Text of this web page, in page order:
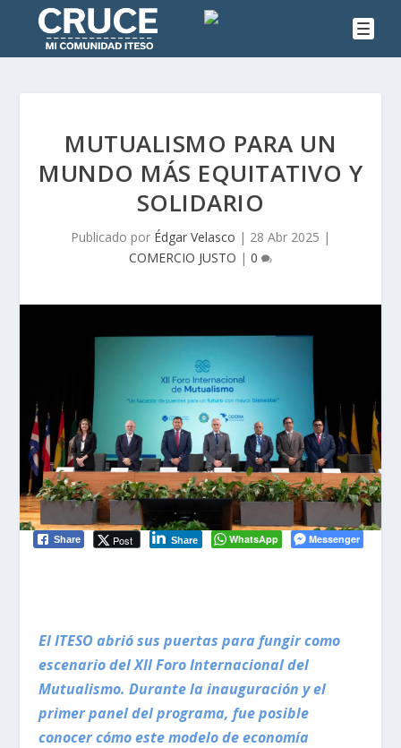
MUTUALISMO PARA UN
MUNDO MÁS EQUITATIVO Y
SOLIDARIO
Publicado por Édgar Velasco | 28 Abr 2025 |
COMERCIO JUSTO | 0
Share Post Share WhatsApp Messenger
El ITESO abrió sus puertas para fungir como
escenario del XII Foro Internacional del
Mutualismo. Durante la inauguración y el
primer panel del programa, fue posible
conocer cómo este modelo de economía